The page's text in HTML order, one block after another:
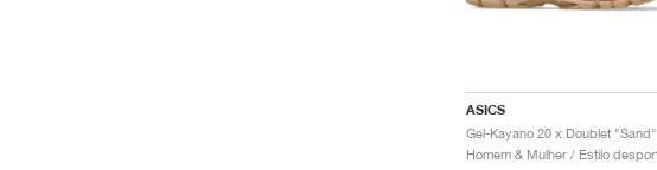
ASICS
Gel-Kayano 20 x Doublet "Sand"